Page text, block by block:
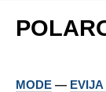
MODE —